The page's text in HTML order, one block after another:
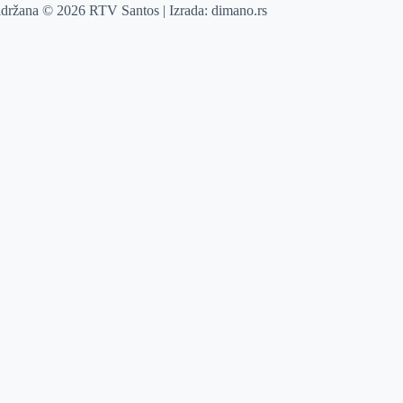
© 2026 RTV Santos | Izrada:dimano.rs